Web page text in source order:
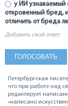
у ИИ узнаваемый
откровенный бред,
отличить от бреда
Добавить свой ответ
Петербургская
что при работе над
редактирует
«написано